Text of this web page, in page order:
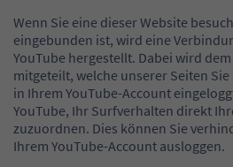
Wenn Sie eine dieser Website
eingebunden ist, wird eine
YouTube hergestellt. Dabei wird
mitgeteilt, welche unserer Seiten
in Ihrem YouTube-Account
YouTube, Ihr Surfverhalten direkt
zuzuordnen. Dies können Sie
Ihrem YouTube-Account ausloggen.